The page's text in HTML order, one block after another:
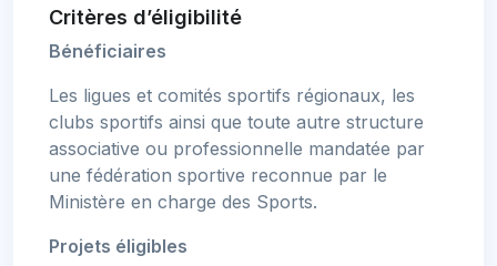
Critères d’éligibilité
Bénéficiaires
Les ligues et comités sportifs régionaux, les
clubs sportifs ainsi que toute autre structure
associative ou professionnelle mandatée par
une fédération sportive reconnue par le
Ministère en charge des Sports.
Projets éligibles